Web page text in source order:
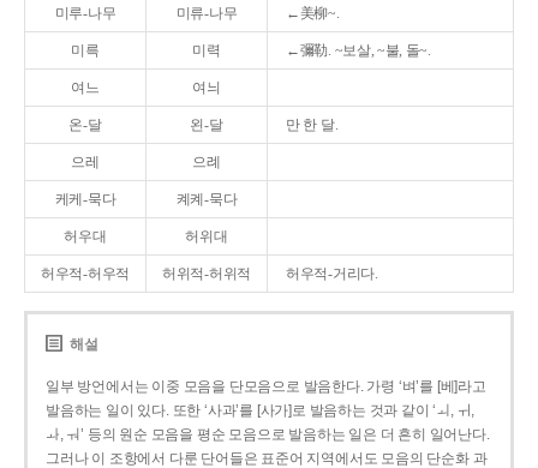
미루-나무 미류-나무 ←美柳~.
미륵 미력 ←彌勒. ~보살, ~불, 돌~.
여느 여늬
온-달 왼-달 만 한 달.
으레 으례
케케-묵다 켸켸-묵다
허우대 허위대
허우적-허우적 허위적-허위적 허우적-거리다.
해설
일부 방언에서는 이중 모음을 단모음으로 발음한다. 가령 ‘벼’를 [베]라고
발음하는 일이 있다. 또한 ‘사과’를 [사가]로 발음하는 것과 같이 ‘ㅚ, ㅟ,
ㅘ, ㅝ’ 등의 원순 모음을 평순 모음으로 발음하는 일은 더 흔히 일어난다.
그러나 이 조항에서 다룬 단어들은 표준어 지역에서도 모음의 단순화 과